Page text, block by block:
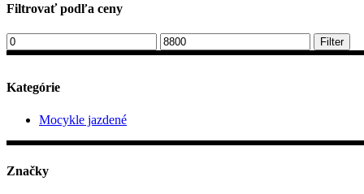
Filtrovať podľa ceny
Minimálna
cena
Maximálna
cena
Filter
Kategórie
Mocykle jazdené
Značky